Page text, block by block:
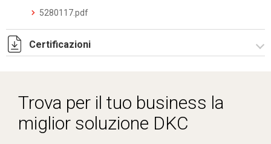
5280117.pdf
Certificazioni
Trova per il tuo business la
miglior soluzione DKC